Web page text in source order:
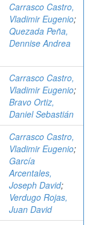
Carrasco Castro,
Vladimir Eugenio;
Quezada Peña,
Dennise Andrea
Carrasco Castro,
Vladimir Eugenio;
Bravo Ortiz,
Daniel Sebastián
Carrasco Castro,
Vladimir Eugenio;
García
Arcentales,
Joseph David;
Verdugo Rojas,
Juan David